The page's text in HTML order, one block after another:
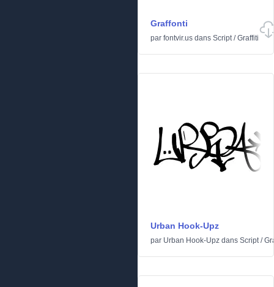
Graffonti
par fontvir.us dans Script/Graffiti
Urban Hook-Upz
par Urban Hook-Upz dans Script/